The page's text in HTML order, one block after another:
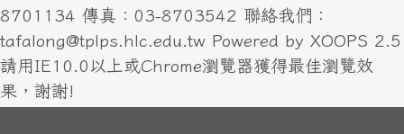
8701134 傳真：03-8703542 聯絡我們：
tafalong@tplps.hlc.edu.tw Powered by XOOPS 2.5
請用IE10.0以上或Chrome瀏覽器獲得最佳瀏覽效
果，謝謝!